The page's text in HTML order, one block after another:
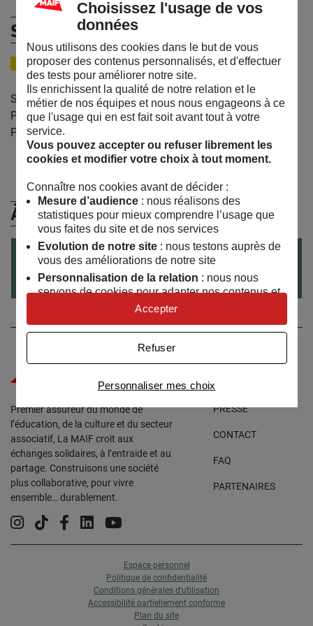
Sandrine Martinet
JUDOKA
Sandrine Martinet est médaillée d’argent aux Jeux
Paralympiques de 2008 à Pékin et médaille d’or aux Jeux
Paralympiques de Rio 2016.
À (Re)Découvrir
Partage mon handi-judo avec Sandrine Martinet
13 /05/2017
Premier assureur du monde de
l’éducation, de la culture et du secteur
associatif, La MAIF croit aux
échanges solidaires, à l’entraide et au
partage. Construisons une société
plus collaborative, pour vivre
ensemble… durablement.
ESPACE
PRESSE
CONTACT
FAQ
PARTENAIRES
Instagram
TiktokFacebook
LinkedinYouTube
Espace personnel
Politique de confidentialité
Conditions générales d’utilisation
Accessibilité partiellement conforme
Plan du site
Choisissez l'usage de vos
données
Nous utilisons des cookies dans le but de vous
proposer des contenus personnalisés, et d'effectuer
des tests pour améliorer notre site.
Ils enrichissent la qualité de notre relation et le
métier de nos équipes et nous nous engageons à ce
que l'usage qui en est fait soit avant tout à votre
service.
Vous pouvez accepter ou refuser librement les
cookies et modifier votre choix à tout moment.
Connaître nos cookies avant de décider :
Mesure d’audience: nous réalisons des
statistiques pour mieux comprendre l’usage que
vous faites du site et de nos services
Evolution de notre site: nous testons auprès de
vous des améliorations de notre site
Personnalisation de la relation : nous nous
servons de cookies pour adapter nos contenus et
personnaliser nos offres
Univers publicitaire: nous utilisons avec nos
publicités personnalisées
Personnaliser mes choix
Refuser
Accepter